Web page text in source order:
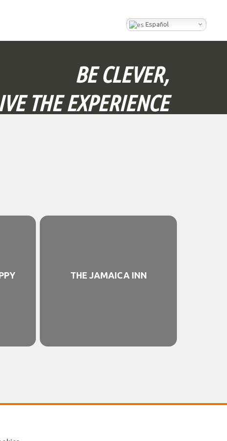
Español
BE CLEVER,
THE EXPERIENCE
THE JAMAICA INN